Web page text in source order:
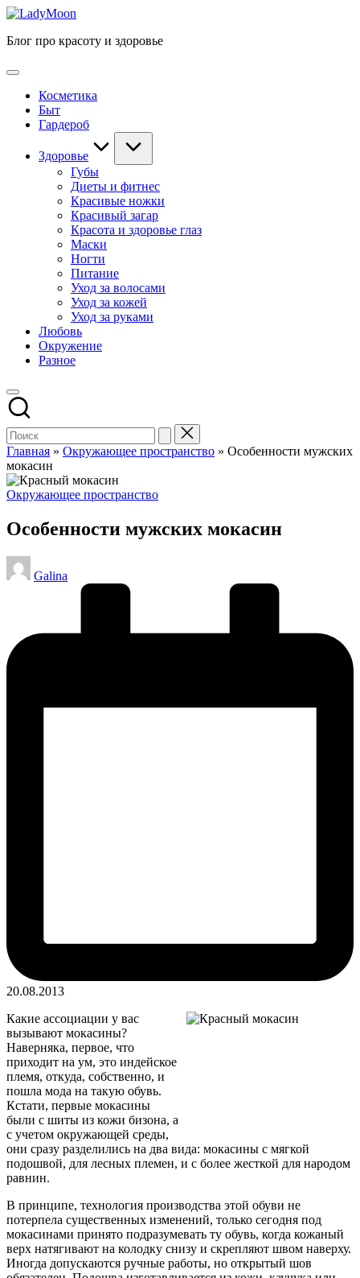
Перейти
содержимому
Блог про красоту и здоровье
Косметика
Быт
Гардероб
Здоровье
Губы
Диеты и фитнес
Красивые ножки
Красивый загар
Красота и здоровье глаз
Маски
Ногти
Питание
Уход за волосами
Уход за кожей
Уход за руками
Любовь
Окружение
Разное
Главная » Окружающее пространство » Особенности мужских
мокасин
Опубликовано
Окружающее пространство
Особенности мужских мокасин
Запись
от
Galina
20.08.2013
Какие ассоциации у вас
вызывают мокасины?
Наверняка, первое, что
приходит на ум, это индейское
племя, откуда, собственно, и
пошла мода на такую обувь.
Кстати, первые мокасины
были с шиты из кожи бизона, а
с учетом окружающей среды,
они сразу разделились на два вида: мокасины с мягкой
подошвой, для лесных племен, и с более жесткой для народом
равнин.
В принципе, технология производства этой обуви не
потерпела существенных изменений, только сегодня под
мокасинами принято подразумевать ту обувь, когда кожаный
верх натягивают на колодку снизу и скрепляют швом наверху.
Иногда допускаются ручные работы, но открытый шов